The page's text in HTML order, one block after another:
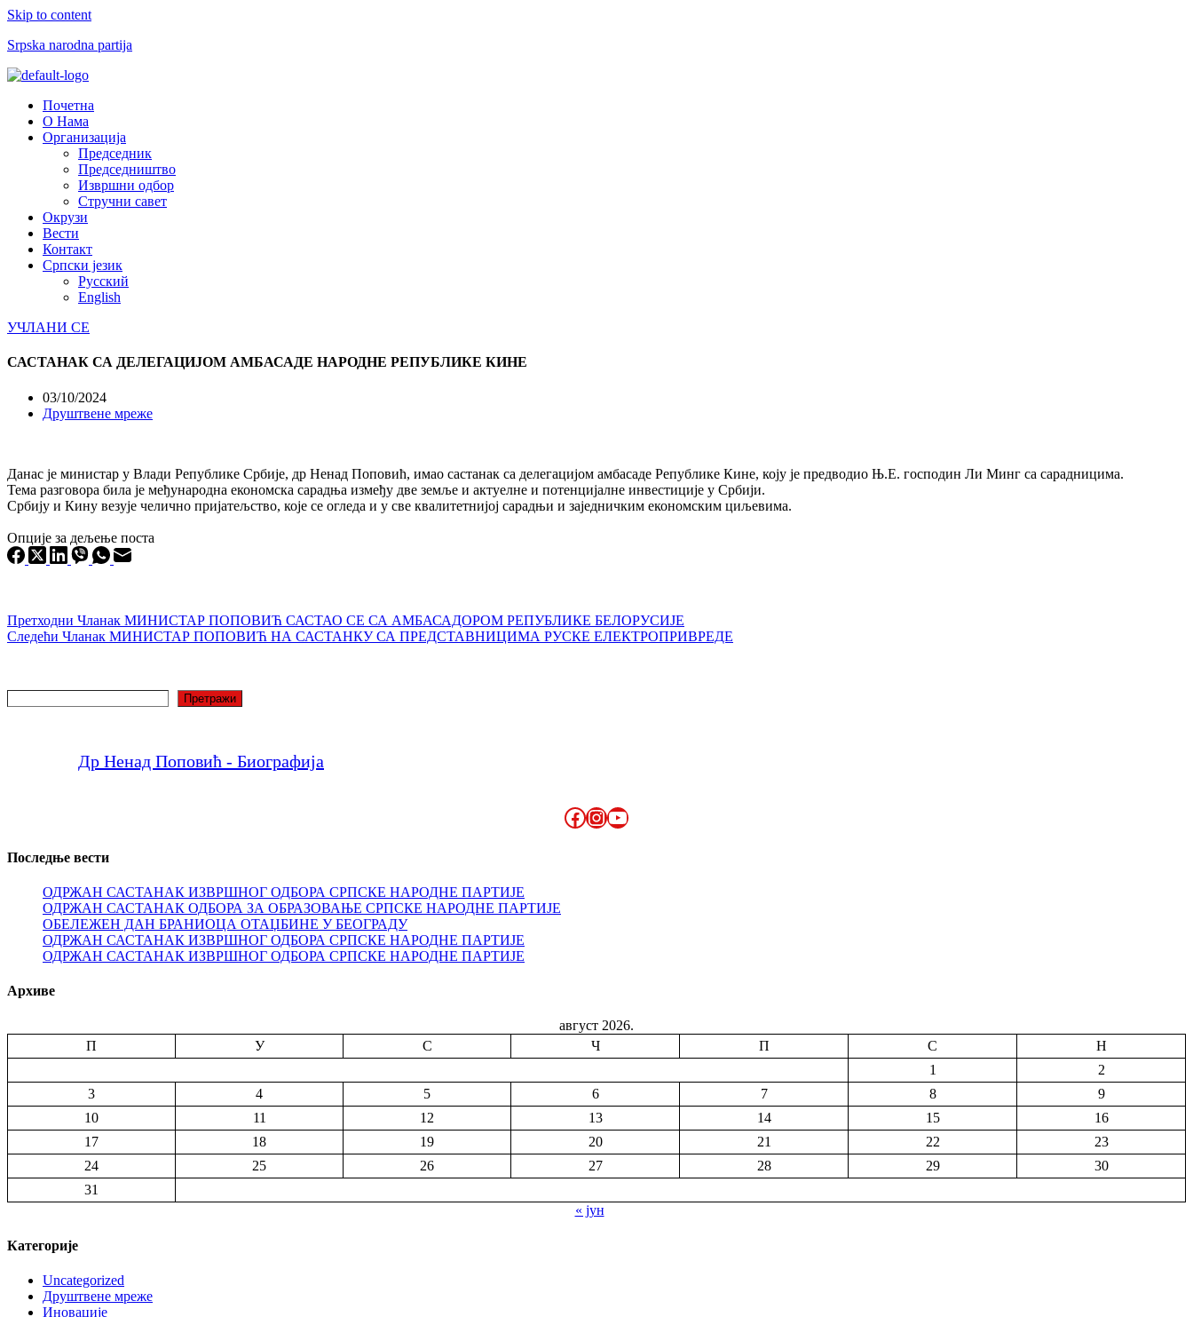
Skip to content
Srpska narodna partija
Menu
Почетна
О Нама
Организација
Председник
Председништво
Извршни одбор
Стручни савет
Окрузи
Вести
Контакт
Српски језик
Русский
English
УЧЛАНИ СЕ
САСТАНАК СА ДЕЛЕГАЦИЈОМ АМБАСАДЕ НАРОДНЕ РЕПУБЛИКЕ КИНЕ
03/10/2024
Друштвене мреже
Данас је министар у Влади Републике Србије, др Ненад Поповић, имао састанак са делегацијом амбасаде Републике Кине, коју је предводио Њ.Е. господин Ли Минг са сарадницима.
Тема разговора била је међународна економска сарадња између две земље и актуелне и потенцијалне инвестиције у Србији.
Србију и Кину везује челично пријатељство, које се огледа и у све квалитетнијој сарадњи и заједничким економским циљевима.
Опције за дељење поста
Претходни Чланак МИНИСТАР ПОПОВИЋ САСТАО СЕ СА АМБАСАДОРОМ РЕПУБЛИКЕ БЕЛОРУСИЈЕ
Следећи Чланак МИНИСТАР ПОПОВИЋ НА САСТАНКУ СА ПРЕДСТАВНИЦИМА РУСКЕ ЕЛЕКТРОПРИВРЕДЕ
Претражи
Др Ненад Поповић - Биографија
Facebook
Instagram
YouTube
Последње вести
ОДРЖАН САСТАНАК ИЗВРШНОГ ОДБОРА СРПСКЕ НАРОДНЕ ПАРТИЈЕ
ОДРЖАН САСТАНАК ОДБОРА ЗА ОБРАЗОВАЊЕ СРПСКЕ НАРОДНЕ ПАРТИЈЕ
ОБЕЛЕЖЕН ДАН БРАНИОЦА ОТАЏБИНЕ У БЕОГРАДУ
ОДРЖАН САСТАНАК ИЗВРШНОГ ОДБОРА СРПСКЕ НАРОДНЕ ПАРТИЈЕ
ОДРЖАН САСТАНАК ИЗВРШНОГ ОДБОРА СРПСКЕ НАРОДНЕ ПАРТИЈЕ
Архиве
август 2026.
П
У С Ч П С
Н
1
2
3
4 5 6 7 8
9
10
11 12 13 14 15
16
17
18 19 20 21 22
23
24
25 26 27 28 29
30
31
« јун
Категорије
Uncategorized
Друштвене мреже
Иновације